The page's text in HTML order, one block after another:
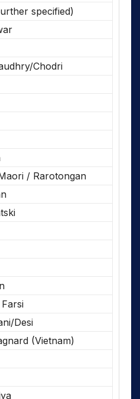
specified)
Chodri
/ Rarotongan
Desi
(Vietnam)